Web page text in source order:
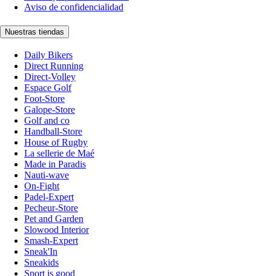
Aviso de confidencialidad
Nuestras tiendas
Daily Bikers
Direct Running
Direct-Volley
Espace Golf
Foot-Store
Galope-Store
Golf and co
Handball-Store
House of Rugby
La sellerie de Maé
Made in Paradis
Nauti-wave
On-Fight
Padel-Expert
Pecheur-Store
Pet and Garden
Slowood Interior
Smash-Expert
Sneak'In
Sneakids
Sport is good